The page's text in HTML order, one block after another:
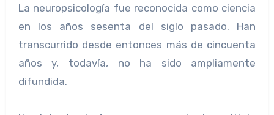
La neuropsicología fue reconocida como ciencia
en los años sesenta del siglo pasado. Han
transcurrido desde entonces más de cincuenta
años y, todavía, no ha sido ampliamente
difundida.